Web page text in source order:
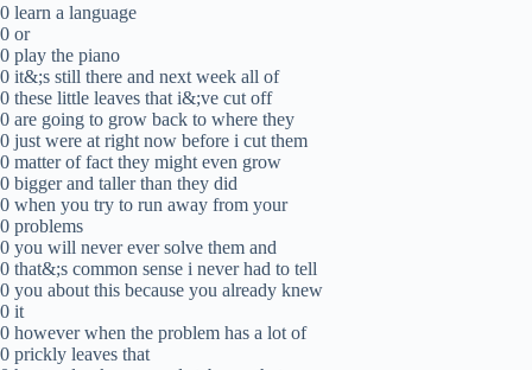
0 learn a language
0 or
0 play the piano
0 it&;s still there and next week all of
0 these little leaves that i&;ve cut off
0 are going to grow back to where they
0 just were at right now before i cut them
0 matter of fact they might even grow
0 bigger and taller than they did
0 when you try to run away from your
0 problems
0 you will never ever solve them and
0 that&;s common sense i never had to tell
0 you about this because you already knew
0 it
0 however when the problem has a lot of
0 prickly leaves that